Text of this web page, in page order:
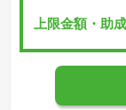
上限金額・助